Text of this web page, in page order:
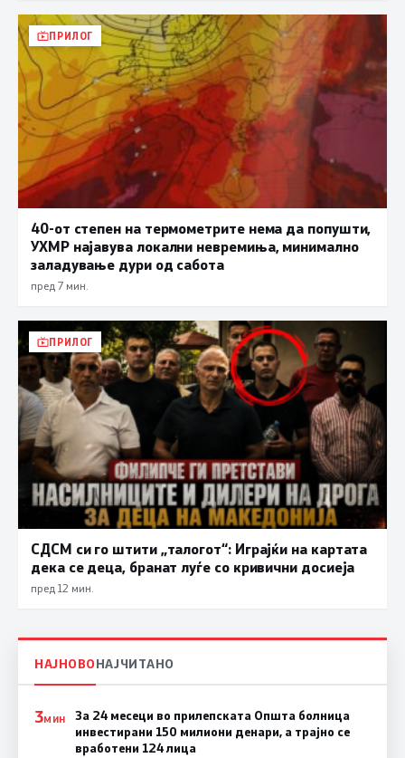
ПРИЛОГ
40-от степен на термометрите нема да попушти,
УХМР најавува локални невремиња, минимално
заладување дури од сабота
пред 7 мин.
ПРИЛОГ
СДСМ си го штити „талогот“: Играјќи на картата
дека се деца, бранат луѓе со кривични досиеја
пред 12 мин.
НАЈНОВОНАЈЧИТАНО
3МИН
За 24 месеци во прилепската Општа болница
инвестирани 150 милиони денари, а трајно се
вработени 124 лица